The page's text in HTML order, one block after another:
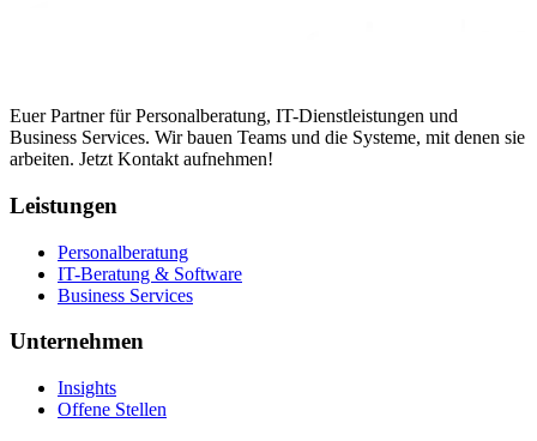
Euer Partner für Personalberatung, IT-Dienstleistungen und
Business Services. Wir bauen Teams und die Systeme, mit denen sie
arbeiten. Jetzt Kontakt aufnehmen!
Leistungen
Personalberatung
IT-Beratung & Software
Business Services
Unternehmen
Insights
Offene Stellen